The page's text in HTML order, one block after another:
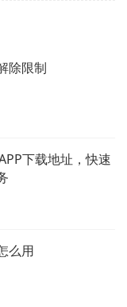
除限制
下载地址，快速
么用